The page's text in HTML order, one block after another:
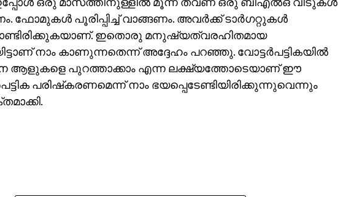
ഫോമുകള്‍ പൂരിപ്പിച്ച് വാങ്ങണം. അവര്‍ക്ക് ടാര്‍ഗറ്റുകള്‍
ഇതൊരു മനുഷ്യത്വരഹിതമായ
നാം കാണുന്നതെന്ന് അദ്ദേഹം പറഞ്ഞു. വോട്ടര്‍പട്ടികയില്‍
ആളുകളെ പുറത്താക്കാം എന്ന ലക്ഷ്യത്തോടെയാണ് ഈ
പരിഷ്‌കരണമെന്ന് നാം ഭയപ്പെടേണ്ടിയിരിക്കുന്നുവെന്നും